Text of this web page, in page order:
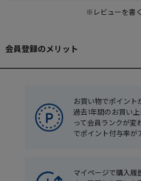
※レビューを書
会員登録のメリット
お買い物でポイント
過去1年間のお買い
って会員ランクが変
でポイント付与率が
マイページで購入履